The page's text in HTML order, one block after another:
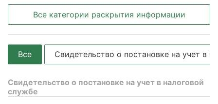
Все категории раскрытия информации
Все Свидетельство о постановке на учет в
Свидетельство о постановке на учет в налоговой
службе